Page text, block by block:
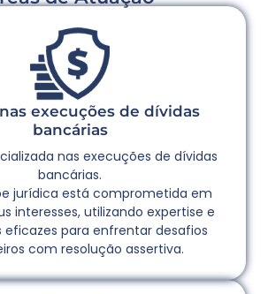
execuções de dívidas
bancárias
nas execuções de dívidas
bancárias.
jurídica está comprometida em
interesses, utilizando expertise e
eficazes para enfrentar desafios
com resolução assertiva.